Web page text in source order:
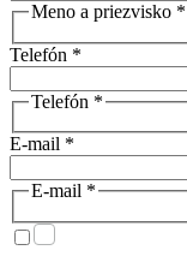
Meno a priezvisko *
Telefón *
Telefón *
E-mail *
E-mail *